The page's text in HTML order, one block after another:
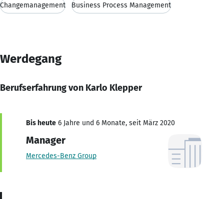
Changemanagement Business Process Management
Werdegang
Berufserfahrung von Karlo Klepper
Bis heute 6 Jahre und 6 Monate, seit März 2020
Manager
Mercedes-Benz Group